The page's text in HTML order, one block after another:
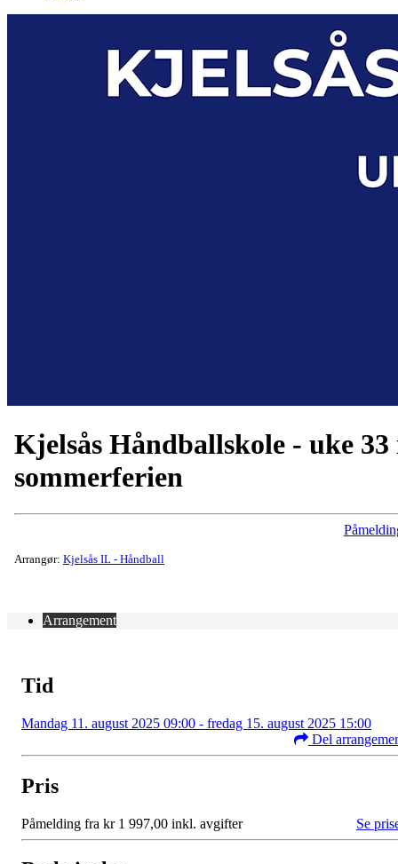
Kjelsås Håndballskole - uke 33
sommerferien
Arrangør: Kjelsås IL - Håndball
Arrangement
Tid
Mandag 11. august 2025 09:00 - fredag 15. august 2025 15:00
Del
Pris
Påmelding fra kr 1 997,00 inkl. avgifter Se